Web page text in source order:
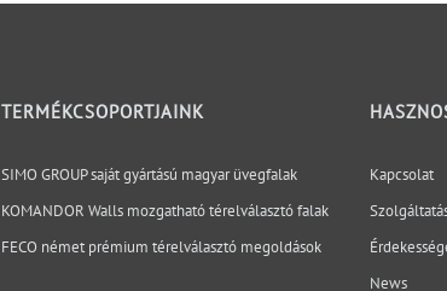
TERMÉKCSOPORTJAINK
SIMO GROUP saját gyártású magyar üvegfalak
KOMANDOR Walls mozgatható térelválasztó falak
FECO német prémium térelválasztó megoldások
Kapcsolat
News